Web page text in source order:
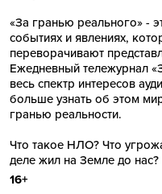
«За гранью реального» -
событиях и явлениях,
переворачивают
Ежедневный тележурнал
весь спектр интересов
больше узнать об этом
гранью реальности.
Что такое НЛО? Что
деле жил на Земле до
16+